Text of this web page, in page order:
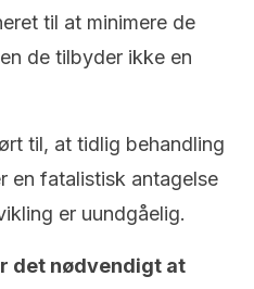
til at minimere de
de tilbyder ikke en
til, at tidlig behandling
en fatalistisk antagelse
er uundgåelig.
det nødvendigt at